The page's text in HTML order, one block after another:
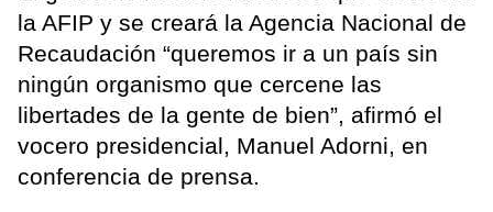
la AFIP y se creará la Agencia Nacional de
Recaudación “queremos ir a un país sin
ningún organismo que cercene las
libertades de la gente de bien”, afirmó el
vocero presidencial, Manuel Adorni, en
conferencia de prensa.